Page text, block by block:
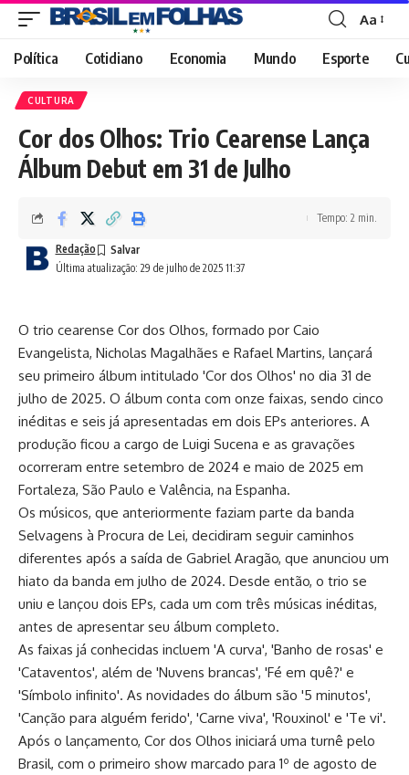
Font
Resizer
Aa
Política Cotidiano Economia Mundo Esporte
CULTURA
Cor dos Olhos: Trio Cearense Lança
Álbum Debut em 31 de Julho
Última atualização: 29 de julho de 2025 11:37
Redação
Tempo: 2 min.
O trio cearense Cor dos Olhos, formado por Caio
Evangelista, Nicholas Magalhães e Rafael Martins, lançará
seu primeiro álbum intitulado 'Cor dos Olhos' no dia 31 de
julho de 2025. O álbum conta com onze faixas, sendo cinco
inéditas e seis já apresentadas em dois EPs anteriores. A
produção ficou a cargo de Luigi Sucena e as gravações
ocorreram entre setembro de 2024 e maio de 2025 em
Fortaleza, São Paulo e Valência, na Espanha.
Os músicos, que anteriormente faziam parte da banda
Selvagens à Procura de Lei, decidiram seguir caminhos
diferentes após a saída de Gabriel Aragão, que anunciou um
hiato da banda em julho de 2024. Desde então, o trio se
uniu e lançou dois EPs, cada um com três músicas inéditas,
antes de apresentar seu álbum completo.
As faixas já conhecidas incluem 'A curva', 'Banho de rosas' e
'Cataventos', além de 'Nuvens brancas', 'Fé em quê?' e
'Símbolo infinito'. As novidades do álbum são '5 minutos',
'Canção para alguém ferido', 'Carne viva', 'Rouxinol' e 'Te vi'.
Após o lançamento, Cor dos Olhos iniciará uma turnê pelo
Brasil, com o primeiro show marcado para 1º de agosto de